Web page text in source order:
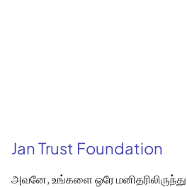
Jan Trust Foundation
அவனே, உங்களை ஒரே